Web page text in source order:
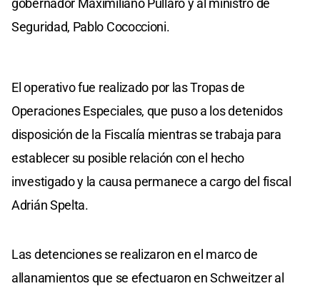
Seguridad, Pablo Cococcioni.
El operativo fue realizado por las Tropas de
Operaciones Especiales, que puso a los detenidos
disposición de la Fiscalía mientras se trabaja para
establecer su posible relación con el hecho
investigado y la causa permanece a cargo del fiscal
Adrián Spelta.
Las detenciones se realizaron en el marco de
allanamientos que se efectuaron en Schweitzer al